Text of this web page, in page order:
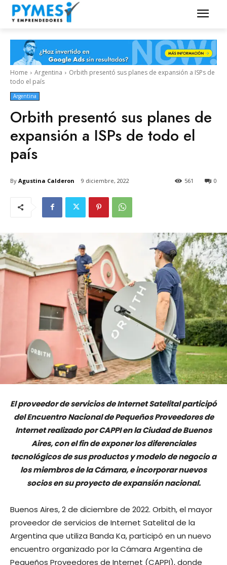
Home Argentina
Orbith presentó sus planes de expansión a ISPs de
todo el país
Argentina
Orbith presentó sus planes de
expansión a ISPs de todo el
país
By Agustina Calderon 9 diciembre, 2022 0
561
El proveedor de servicios de Internet Satelital participó
del Encuentro Nacional de Pequeños Proveedores de
Internet realizado por CAPPI en la Ciudad de Buenos
Aires, con el fin de exponer los diferenciales
tecnológicos de sus productos y modelo de negocio a
los miembros de la Cámara, e incorporar nuevos
socios en su proyecto de expansión nacional.
Buenos Aires, 2 de diciembre de 2022. Orbith, el mayor
proveedor de servicios de Internet Satelital de la
Argentina que utiliza Banda Ka, participó en un nuevo
encuentro organizado por la Cámara Argentina de
Pequeños Proveedores de Internet (CAPPI), donde